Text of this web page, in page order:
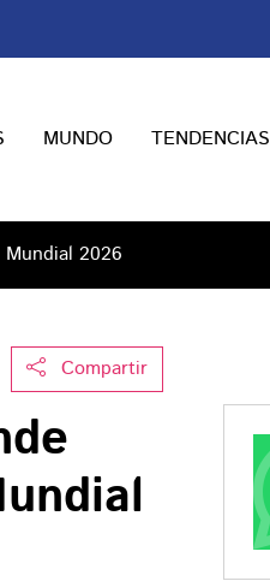
MUNDO TENDENCIAS
2026
Compartir